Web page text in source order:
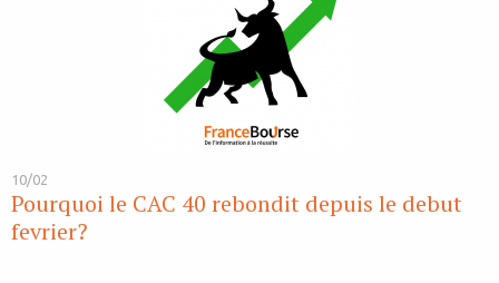
10/02
Pourquoi le CAC 40 rebondit depuis le debut
fevrier?